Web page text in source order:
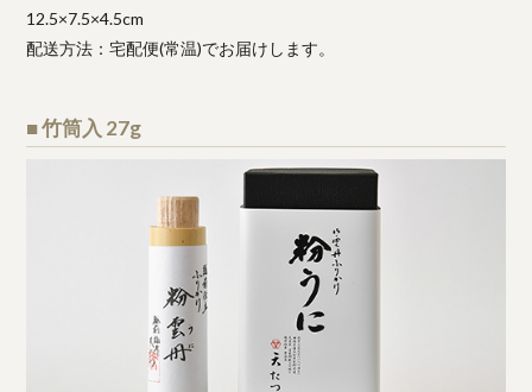
12.5×7.5×4.5cm
配送方法：宅配便(常温)でお届けします。
■ 竹筒入 27g